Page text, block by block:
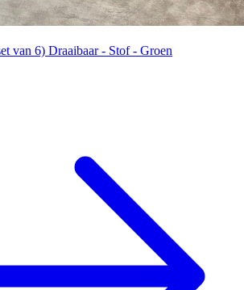
van 6) Draaibaar - Stof - Groen